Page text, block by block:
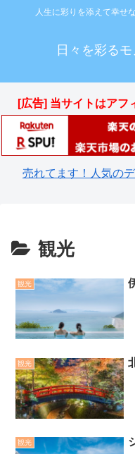
人生に彩りを添えて幸せ
日々を彩る
[広告] 当サイトはアフ
売れてます！人気の
観光
観光
観光
観光